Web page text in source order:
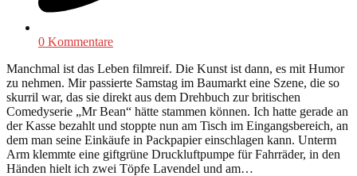
0 Kommentare
Manchmal ist das Leben filmreif. Die Kunst ist dann, es mit Humor
zu nehmen. Mir passierte Samstag im Baumarkt eine Szene, die so
skurril war, das sie direkt aus dem Drehbuch zur britischen
Comedyserie „Mr Bean“ hätte stammen können. Ich hatte gerade an
der Kasse bezahlt und stoppte nun am Tisch im Eingangsbereich, an
dem man seine Einkäufe in Packpapier einschlagen kann. Unterm
Arm klemmte eine giftgrüne Druckluftpumpe für Fahrräder, in den
Händen hielt ich zwei Töpfe Lavendel und am…